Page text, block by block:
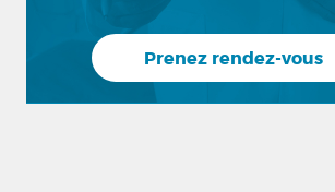
Prenez rendez-vous